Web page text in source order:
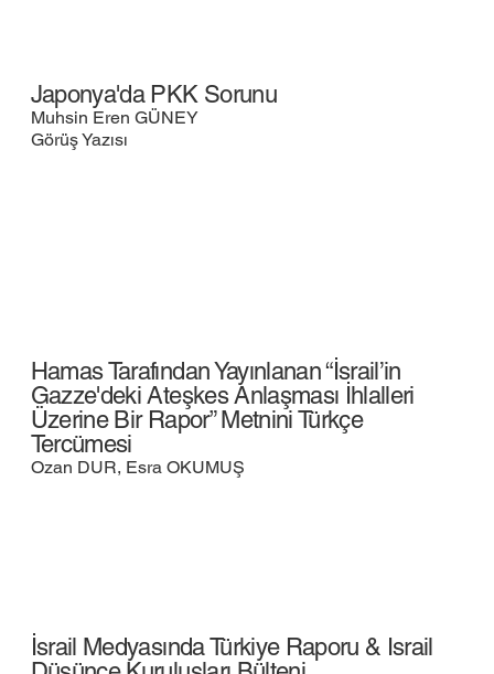
Japonya'da PKK Sorunu
Muhsin Eren GÜNEY
Görüş Yazısı
Hamas Tarafından Yayınlanan “İsrail’in
Gazze'deki Ateşkes Anlaşması İhlalleri
Üzerine Bir Rapor” Metnini Türkçe
Tercümesi
Ozan DUR, Esra OKUMUŞ
İsrail Medyasında Türkiye Raporu & Israil